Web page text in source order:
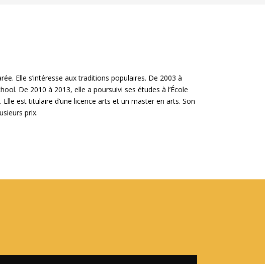
Elle s’intéresse aux traditions populaires. De 2003 à
De 2010 à 2013, elle a poursuivi ses études à l’École
est titulaire d’une licence arts et un master en arts. Son
prix.